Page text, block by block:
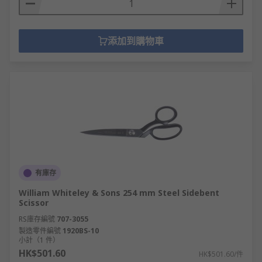
添加到購物車
有庫存
William Whiteley & Sons 254 mm Steel Sidebent
Scissor
RS庫存編號 707-3055
製造零件編號 1920BS-10
小計（1 件）
HK$501.60 HK$501.60/件